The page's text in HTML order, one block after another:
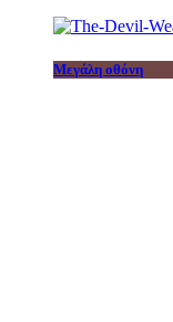
Μεγάλη οθόνη